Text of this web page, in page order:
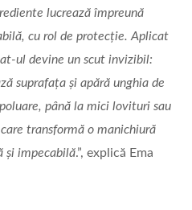
lucrează împreună
cu rol de protecție. Aplicat
ul devine un scut invizibil:
suprafața și apără unghia de
până la mici lovituri sau
transformă o manichiură
și impecabilă.”, explică Ema